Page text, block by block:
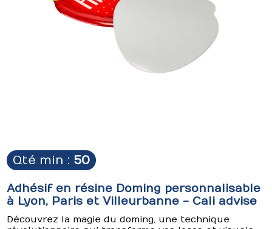
Qté min : 50
Adhésif en résine Doming personnalisable
à Lyon, Paris et Villeurbanne - Cali advise
Découvrez la magie du doming, une technique